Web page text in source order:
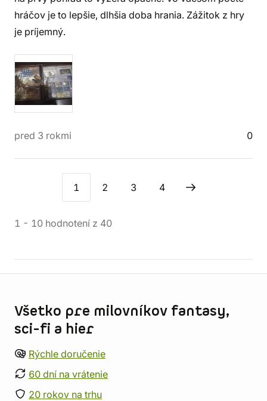
hráčov je to lepšie, dlhšia doba hrania. Zážitok z hry
je príjemný.
pred 3 rokmi 0
1 2 3 4
1 - 10 hodnotení z 40
Všetko pre milovníkov fantasy,
sci-fi a hier
Rýchle doručenie
60 dní na vrátenie
20 rokov na trhu